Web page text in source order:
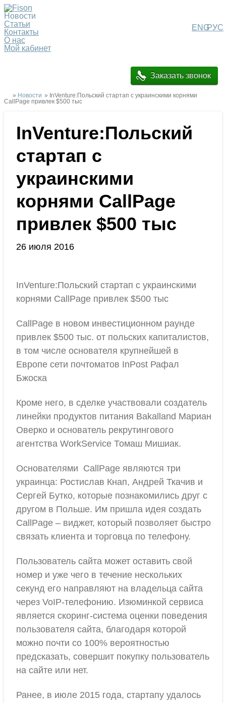
РУС
ENG
Новости
Статьи
Контакты
О нас
Мой кабинет
Заказать звонок
» Новости » InVenture:Польский стартап с украинскими корнями
CallPage привлек $500 тыс
InVenture:Польский
стартап с
украинскими
корнями CallPage
привлек $500 тыс
26 июля 2016
InVenture:Польский стартап с украинскими
корнями CallPage привлек $500 тыс
CallPage в новом инвестиционном раунде
привлек $500 тыс. от польских капиталистов,
в том числе основателя крупнейшей в
Европе сети почтоматов InPost Рафал
Бжоска
Кроме него, в сделке участвовали создатель
линейки продуктов питания Bakalland Мариан
Оверко и основатель рекрутингового
агентства WorkService Томаш Мишиак.
Основателями CallPage являются три
украинца: Ростислав Кнап, Андрей Ткачив и
Сергей Бутко, которые познакомились друг с
другом в Польше. Им пришла идея создать
CallPage – виджет, который позволяет быстро
связать клиента и торговца по телефону.
Пользователь сайта может оставить свой
номер и уже чего в течение нескольких
секунд его направляют на владельца сайта
через VoIP-телефонию. Изюминкой сервиса
является скоринг-система оценки поведения
пользователя сайта, благодаря которой
можно почти со 100% вероятностью
предсказать, совершит покупку пользователь
на сайте или нет.
Ранее, в июле 2015 года, стартапу удалось